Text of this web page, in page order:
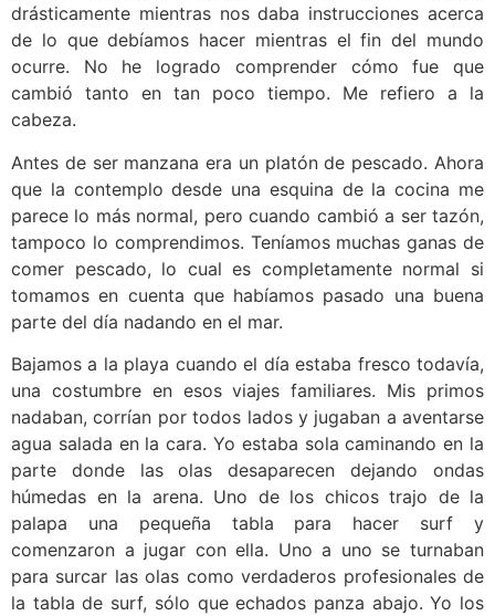
drásticamente mientras nos daba instrucciones acerca
de lo que debíamos hacer mientras el fin del mundo
ocurre. No he logrado comprender cómo fue que
cambió tanto en tan poco tiempo. Me refiero a la
cabeza.
Antes de ser manzana era un platón de pescado. Ahora
que la contemplo desde una esquina de la cocina me
parece lo más normal, pero cuando cambió a ser tazón,
tampoco lo comprendimos. Teníamos muchas ganas de
comer pescado, lo cual es completamente normal si
tomamos en cuenta que habíamos pasado una buena
parte del día nadando en el mar.
Bajamos a la playa cuando el día estaba fresco todavía,
una costumbre en esos viajes familiares. Mis primos
nadaban, corrían por todos lados y jugaban a aventarse
agua salada en la cara. Yo estaba sola caminando en la
parte donde las olas desaparecen dejando ondas
húmedas en la arena. Uno de los chicos trajo de la
palapa una pequeña tabla para hacer surf y
comenzaron a jugar con ella. Uno a uno se turnaban
para surcar las olas como verdaderos profesionales de
la tabla de surf, sólo que echados panza abajo. Yo los